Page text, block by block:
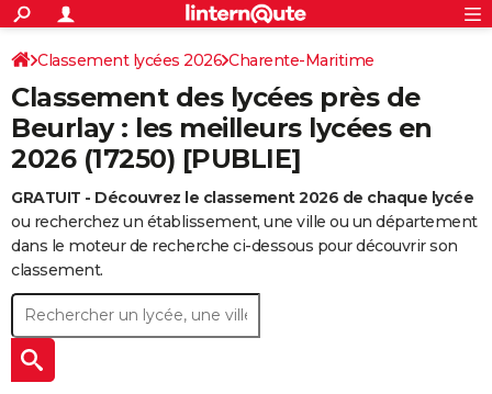
ACTUALITÉS
Politique
Société
Faits Divers
Education
Monde
Villes
+
SPORT
Coupe du monde 2026
Football
Tennis
Cyclisme
Rugby
Forum
CULTURE
Programme TV
TNT
Streaming
Cinéma
Sorties cinéma
Musique
+
FINANCE
Retraite
Impôts
Epargne
Immobilier
Risques naturels par ville
Banque
Assurance
Crédit
AUTO
Essais
Réserver un essai
Citadines
Berlines
SUV
Forum auto
+
HIGH-TECH
BRICOLAGE
Forum
Aménagement intérieur
Extérieur
Cuisine
Salle de bains
Jardinage
Rangement
+WEEK-END
Guides de France
Escapades
Patrimoine
Expositions
Musées
Week-end nature
+
LIFESTYLE
Rechercher
S'inscrire
Connexion
Classement lycées 2026 Charente-Maritime
Classement des lycées près de
Beurlay : les meilleurs lycées en
2026 (17250) [PUBLIE]
GRATUIT - Découvrez le classement 2026 de chaque lycée
ou recherchez un établissement, une ville ou un département
dans le moteur de recherche ci-dessous pour découvrir son
classement.